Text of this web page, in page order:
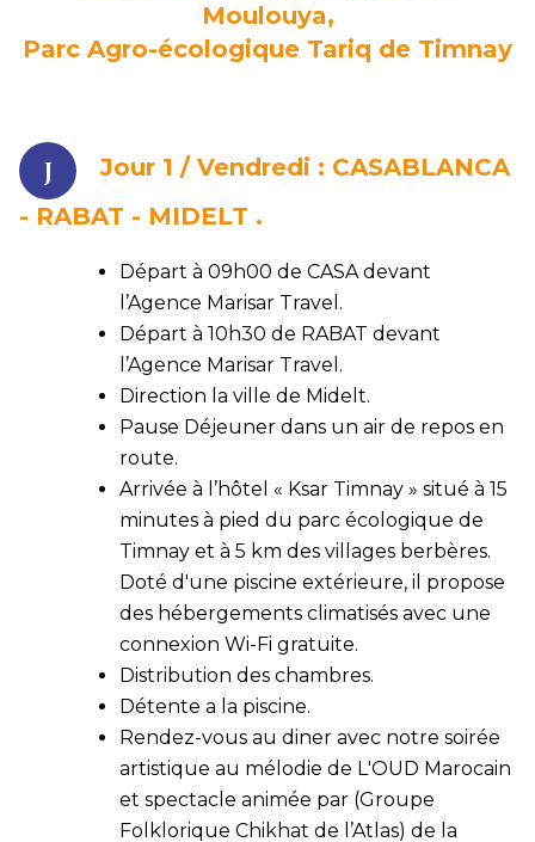
Moulouya,
Parc Agro-écologique Tariq de Timnay
Jour 1 / Vendredi : CASABLANCA
- RABAT - MIDELT .
Départ à 09h00 de CASA devant
l’Agence Marisar Travel.
Départ à 10h30 de RABAT devant
l’Agence Marisar Travel.
Direction la ville de Midelt.
Pause Déjeuner dans un air de repos en
route.
Arrivée à l’hôtel « Ksar Timnay » situé à 15
minutes à pied du parc écologique de
Timnay et à 5 km des villages berbères.
Doté d'une piscine extérieure, il propose
des hébergements climatisés avec une
connexion Wi-Fi gratuite.
Distribution des chambres.
Détente a la piscine.
Rendez-vous au diner avec notre soirée
artistique au mélodie de L'OUD Marocain
et spectacle animée par (Groupe
Folklorique Chikhat de l’Atlas) de la